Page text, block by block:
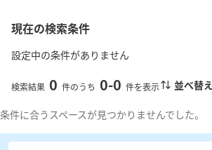
現在の検索条件
設定中の条件がありません
検索結果 0 件のうち 0-0 件を表示 並べ替え
条件に合うスペースが見つかりませんでした。